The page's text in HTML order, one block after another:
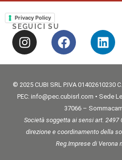
Privacy Policy
SEGUICI SU
© 2025 CUBI SRL P.IVA 01402610230
PEC: info@pec.cubisrl.com • Sede
37066 –
Società soggetta ai sensi art. 2497
direzione e coordinamento della
Reg.Imprese di Verona